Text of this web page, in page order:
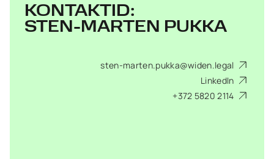
KONTAKTID:
STEN-MARTEN PUKKA
sten-marten.pukka@widen.legal
LinkedIn
+372 5820 2114